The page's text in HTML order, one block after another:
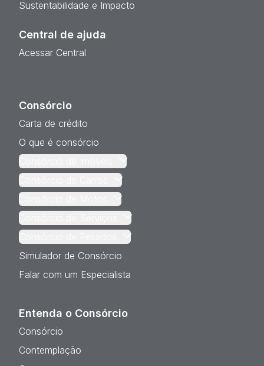
Sustentabilidade e Impacto
Central de ajuda
Acessar Central
Consórcio
Carta de crédito
O que é consórcio
Consórcio de Imóveis
Consórcio de Carros
Consórcio de Motos
Consórcio de Serviços
Consórcio de Pesados
Simulador de Consórcio
Falar com um Especialista
Entenda o Consórcio
Consórcio
Contemplação